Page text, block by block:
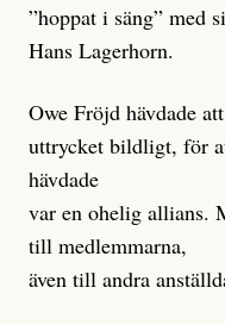
”hoppat i säng” med
Hans Lagerhorn.
Owe Fröjd hävdade
uttrycket bildligt, för
hävdade
var en ohelig allians.
till medlemmarna,
även till andra